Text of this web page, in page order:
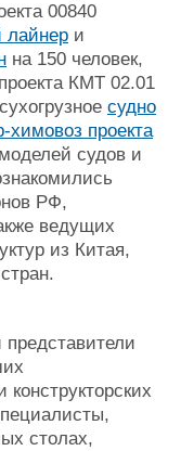
00840
лайнер и
на 150 человек,
КМТ 02.01
судно
химовоз проекта
судов и
РФ,
ведущих
из Китая,
столах,